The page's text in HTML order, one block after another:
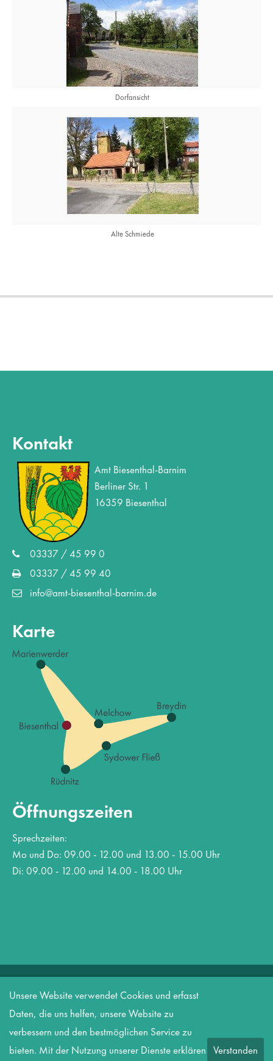
Dorfansicht
Alte Schmiede
Kontakt
Amt Biesenthal-Barnim
Berliner Str. 1
16359 Biesenthal
03337 / 45 99 0
03337 / 45 99 40
info@amt-biesenthal-barnim.de
Karte
Öffnungszeiten
Sprechzeiten:
Mo und Do: 09.00 - 12.00 und 13.00 - 15.00 Uhr
Di: 09.00 - 12.00 und 14.00 - 18.00 Uhr
Copyright 2026 Amt Biesenthal-Barnim
Datenschutz
Informationspflicht nach DSGVO
Kontakt
Unsere Website verwendet Cookies und erfasst
Daten, die uns helfen, unsere Website zu
verbessern und den bestmöglichen Service zu
bieten. Mit der Nutzung unserer Dienste erklären Verstanden